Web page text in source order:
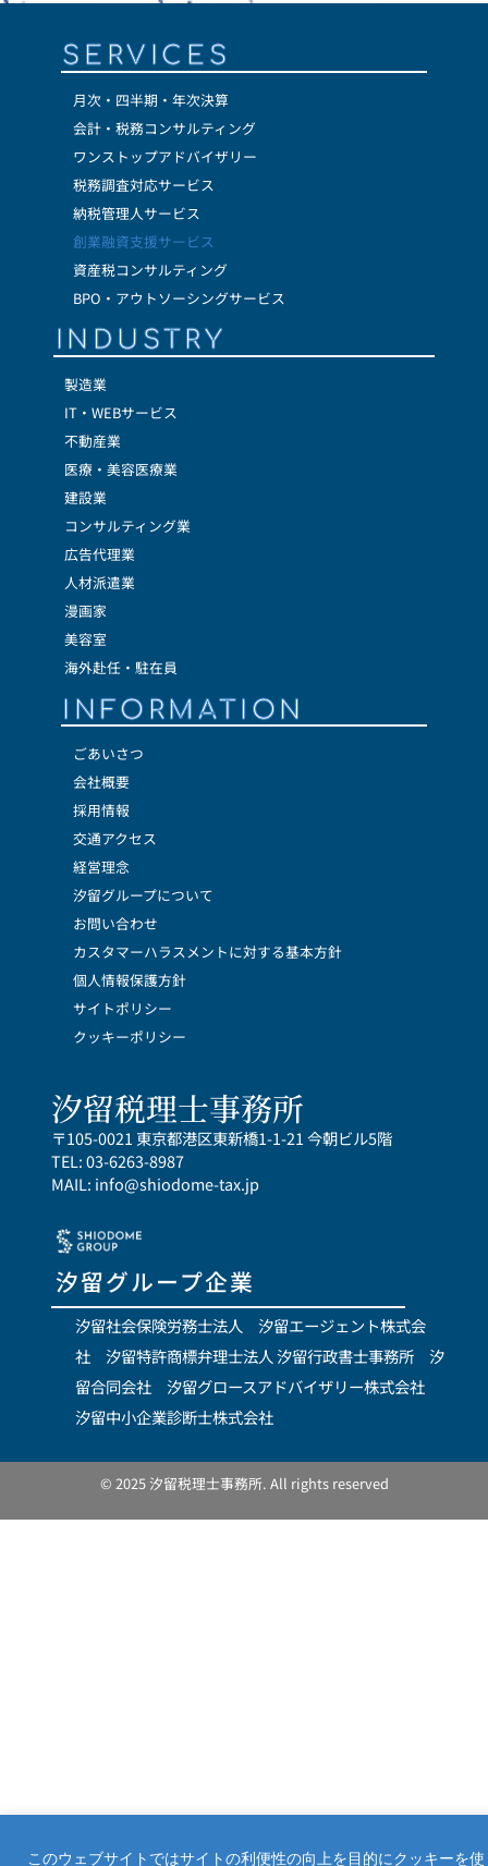
このウェブサイトではサイトの利便性の向上を目的にクッキーを使
SERVICES
月次・四半期・年次決算
会計・税務コンサルティング
ワンストップアドバイザリー
税務調査対応サービス
納税管理人サービス
創業融資支援サービス
資産税コンサルティング
BPO・アウトソーシングサービス
INDUSTRY
製造業
IT・WEBサービス
不動産業
医療・美容医療業
建設業
コンサルティング業
広告代理業
人材派遣業
漫画家
美容室
海外赴任・駐在員
INFORMATION
ごあいさつ
会社概要
採用情報
交通アクセス
経営理念
汐留グループについて
お問い合わせ
カスタマーハラスメントに対する基本方針
個人情報保護方針
サイトポリシー
クッキーポリシー
汐留税理士事務所
〒105-0021 東京都港区東新橋1-1-21 今朝ビル5階
TEL: 03-6263-8987
MAIL: info@shiodome-tax.jp
汐留グループ企業
汐留社会保険労務士法人
汐留エージェント株式会
社
汐留特許商標弁理士法人 汐留行政書士事務所汐
留合同会社 汐留グロースアドバイザリー株式会社
汐留中小企業診断士株式会社
© 2025 汐留税理士事務所. All rights reserved